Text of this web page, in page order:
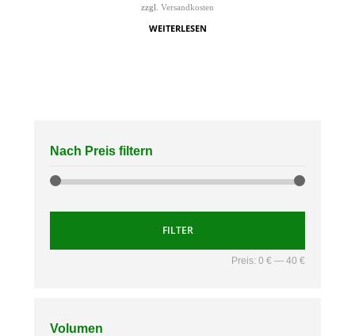
zzgl. Versandkosten
WEITERLESEN
Nach Preis filtern
FILTER
Preis:0 € —40 €
Volumen